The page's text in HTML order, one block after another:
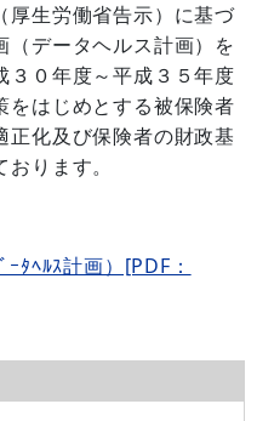
厚生労働省告示）に基づ
（データヘルス計画）を
３０年度～平成３５年度
をはじめとする被保険者
正化及び保険者の財政基
ります。
ﾀﾍﾙｽ計画）[PDF：